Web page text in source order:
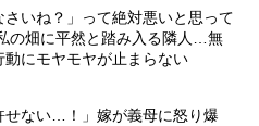
さいね？」って絶対悪いと思って
の畑に平然と踏み入る隣人…無
動にモヤモヤが止まらない
せない…！」嫁が義母に怒り爆